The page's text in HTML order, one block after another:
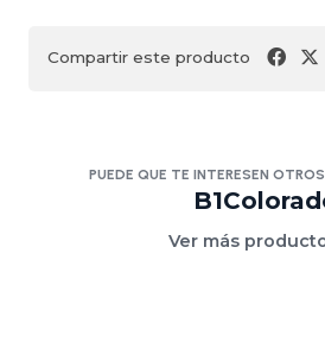
Compartir este producto
PUEDE QUE TE INTERESEN
Ver más